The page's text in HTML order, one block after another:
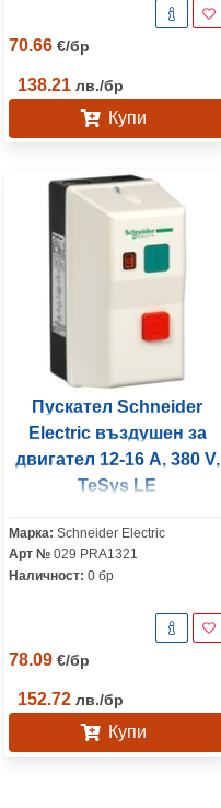
70.66 €/бр
138.21 лв./бр
Купи
Пускател Schneider
Electric въздушен за
двигател 12-16 A, 380 V,
TeSys LE
Марка: Schneider Electric
Арт № 029 PRA1321
Наличност: 0 бр
78.09 €/бр
152.72 лв./бр
Купи